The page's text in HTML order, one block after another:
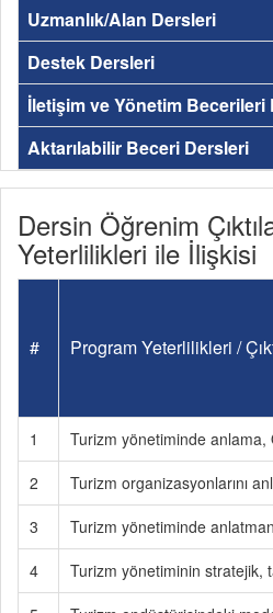
Uzmanlık/Alan Dersleri
Destek Dersleri
İletişim ve Yönetim Becerileri
Aktarılabilir Beceri Dersleri
Dersin Öğrenim
Yeterlilikleri ile İlişkisi
# Program Yeterlilikleri /
1
Turizm yönetiminde
2
Turizm organizasyonlarını
3
Turizm yönetiminde
4
Turizm yönetiminin stratejik,